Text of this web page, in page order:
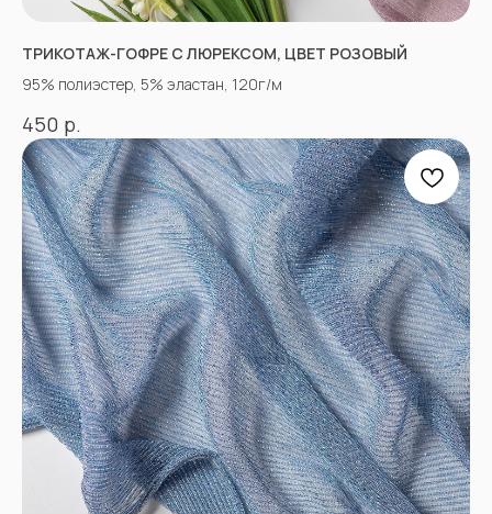
ТРИКОТАЖ-ГОФРЕ С ЛЮРЕКСОМ, ЦВЕТ РОЗОВЫЙ
95% полиэстер, 5% эластан, 120г/м
450 р.